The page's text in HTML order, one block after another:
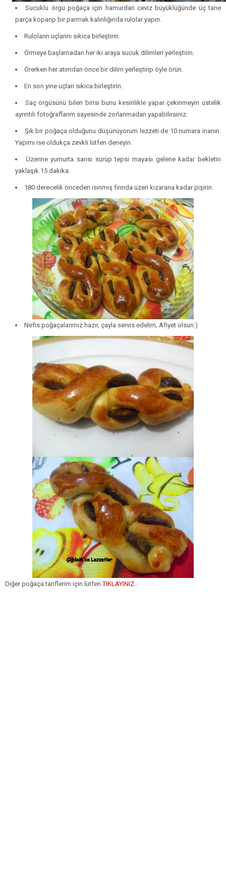
Sucuklu örgü poğaça için hamurdan ceviz büyüklüğünde üç tane
parça koparıp bir parmak kalınlığında rulolar yapın.
Ruloların uçlarını sıkıca birleştirin.
Örmeye başlamadan her iki araya sucuk dilimleri yerleştirin.
Örerken her atımdan önce bir dilim yerleştirip öyle örün.
En son yine uçları sıkıca birleştirin.
Saç örgüsünü bilen birisi bunu kesinlikle yapar çekinmeyin üstelik
ayrıntılı fotoğraflarım sayesinde zorlanmadan yapabilirsiniz.
Şık bir poğaça olduğunu düşünüyorum lezzeti de 10 numara inanın.
Yapımı ise oldukça zevkli lütfen deneyin.
Üzerine yumurta sarısı sürüp tepsi mayası gelene kadar bekletin
yaklaşık 15 dakika.
180 derecelik önceden ısınmış fırında üzeri kızarana kadar pişirin.
Nefis poğaçalarımız hazır, çayla servis edelim, Afiyet olsun:)
Diğer poğaça tariflerim için lütfenTIKLAYINIZ